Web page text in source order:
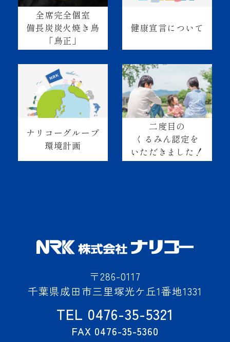
全席完全個室
備長炭炭火焼き鳥
「鳥正」
健康宣言について
ナリコーグループ
環境計画
二度目の
くるみん認定を
いただきました！
〒286-0117
千葉県成田市三里塚光ケ丘1番地1331
TEL 0476-35-5321
FAX 0476-35-5360